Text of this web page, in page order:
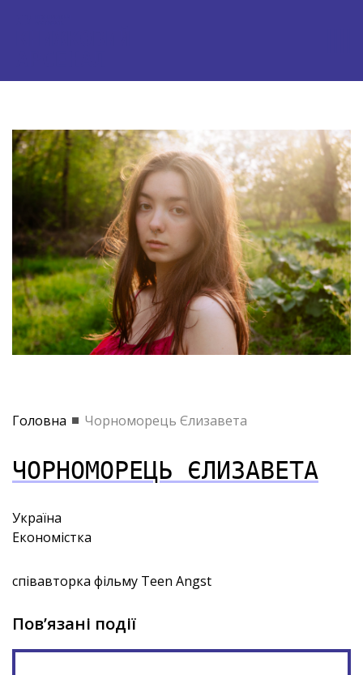
Головна Чорноморець Єлизавета
ЧОРНОМОРЕЦЬ ЄЛИЗАВЕТА
Україна
Економістка
співавторка фільму Teen Angst
Пов’язані події